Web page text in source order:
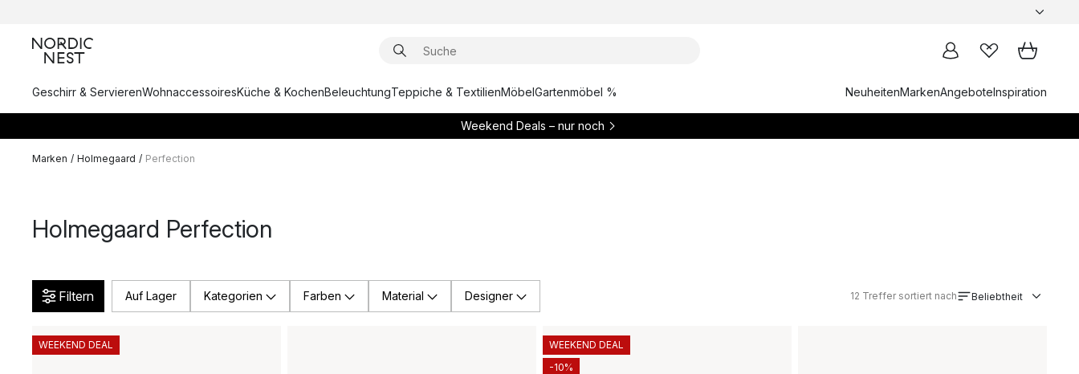
Geschirr & ServierenWohnaccessoiresKüche & KochenBeleuchtungTeppiche & TextilienMöbelGartenmöbel % NeuheitenMarkenAngeboteInspiration
Weekend Deals – nur noch
Marken / Holmegaard / Perfection
Holmegaard Perfection
Filtern Auf Lager Kategorien Farben Material Designer 12 Treffer sortiert nach Beliebtheit
WEEKEND DEAL
WEEKEND DEAL
-10%